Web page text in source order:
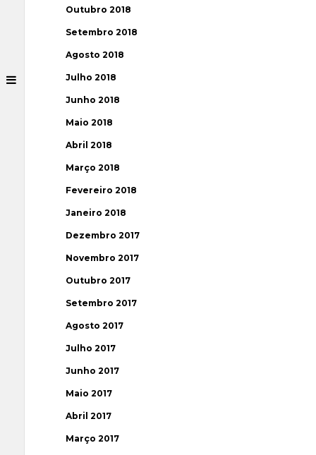
Outubro 2018
Setembro 2018
Agosto 2018
Julho 2018
Junho 2018
Maio 2018
Abril 2018
Março 2018
Fevereiro 2018
Janeiro 2018
Dezembro 2017
Novembro 2017
Outubro 2017
Setembro 2017
Agosto 2017
Julho 2017
Junho 2017
Maio 2017
Abril 2017
Março 2017